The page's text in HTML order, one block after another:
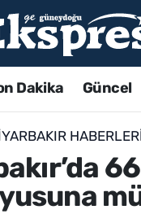
Dakika Güncel